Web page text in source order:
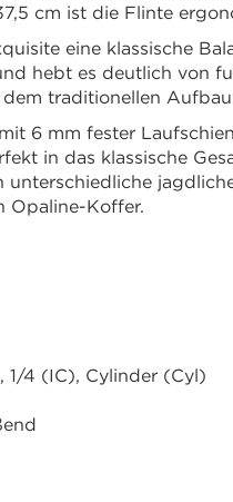
cm ist die Flinte
eine klassische
hebt es deutlich
traditionellen
6 mm fester
in das klassische
unterschiedliche
Opaline-Koffer.
1/4 (IC), Cylinder (Cyl)